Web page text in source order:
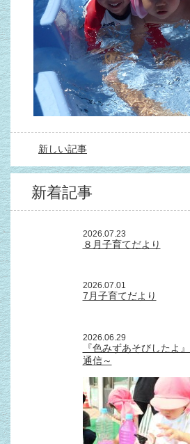
新しい記事
新着記事
2026.07.23
８月子育てだより
2026.07.01
7月子育てだより
2026.06.29
『色みずあそびしたよ
通信～